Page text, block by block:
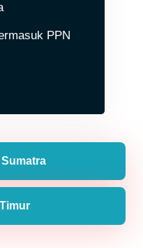
PPN